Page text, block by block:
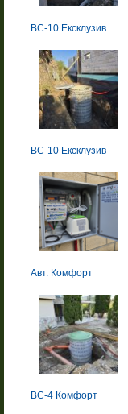
BC-10 Ексклузив
BC-10 Ексклузив
Авт. Комфорт
BC-4 Комфорт